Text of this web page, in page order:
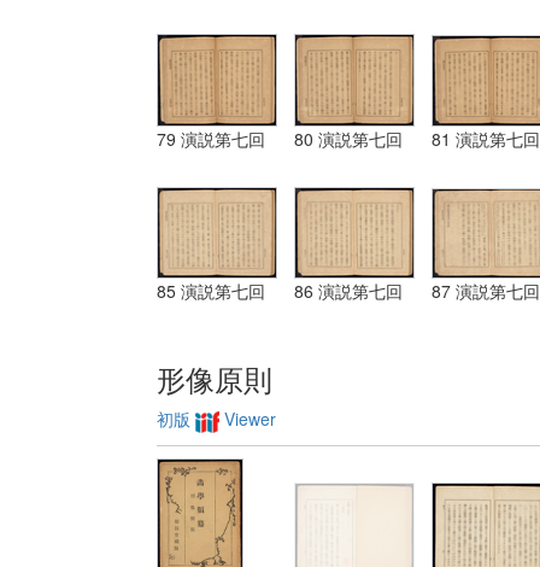
79 演説第七回 80 演説第七回 81 演説第七回
85 演説第七回 86 演説第七回 87 演説第七回
形像原則
初版 Viewer